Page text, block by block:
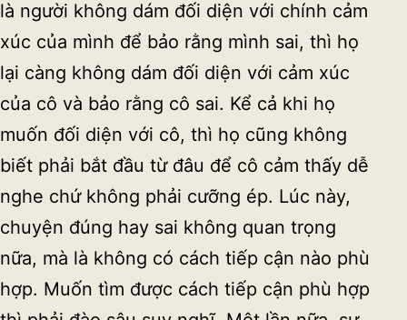
là người không dám đối diện với chính cảm
xúc của mình để bảo rằng mình sai, thì họ
lại càng không dám đối diện với cảm xúc
của cô và bảo rằng cô sai. Kể cả khi họ
muốn đối diện với cô, thì họ cũng không
biết phải bắt đầu từ đâu để cô cảm thấy dễ
nghe chứ không phải cưỡng ép. Lúc này,
chuyện đúng hay sai không quan trọng
nữa, mà là không có cách tiếp cận nào phù
hợp. Muốn tìm được cách tiếp cận phù hợp